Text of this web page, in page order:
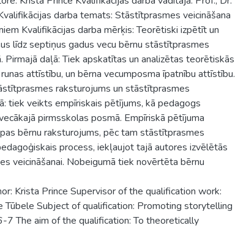
darba temats: Stāstītprasmes veicināšana
Kvalifikācijas darba mērķis: Teorētiski izpētīt un
līdz septiņus gadus vecu bērnu stāstītprasmes
Pirmajā daļā: Tiek apskatītas un analizētas teorētiskās
attīstību, un bērna vecumposma īpatnību attīstību.
raksturojums un stāstītprasmes
tiek veikts empīriskais pētījums, kā pedagogs
pirmsskolas posmā. Empīriskā pētījuma
bērnu raksturojums, pēc tam stāstītprasmes
process, iekļaujot tajā autores izvēlētās
veicināšanai. Nobeigumā tiek novērtēta bērnu
Krista Prince Supervisor of the qualification work:
Tūbele Subject of qualification: Promoting storytelling
7 The aim of the qualification: To theoretically